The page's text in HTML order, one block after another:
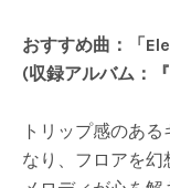
おすすめ曲：「
(収録アルバム：
トリップ感のあ
なり、フロアを